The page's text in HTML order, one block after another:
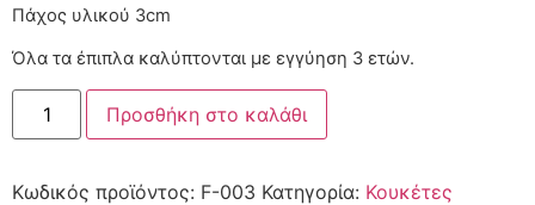
Πάχος υλικού 3cm
Όλα τα έπιπλα καλύπτονται με εγγύηση 3 ετών.
Προσθήκη στο καλάθι
Κωδικός προϊόντος: F-003 Κατηγορία: Κουκέτες